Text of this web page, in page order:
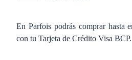
En Parfois podrás comprar hasta
con tu Tarjeta de Crédito Visa BCP.